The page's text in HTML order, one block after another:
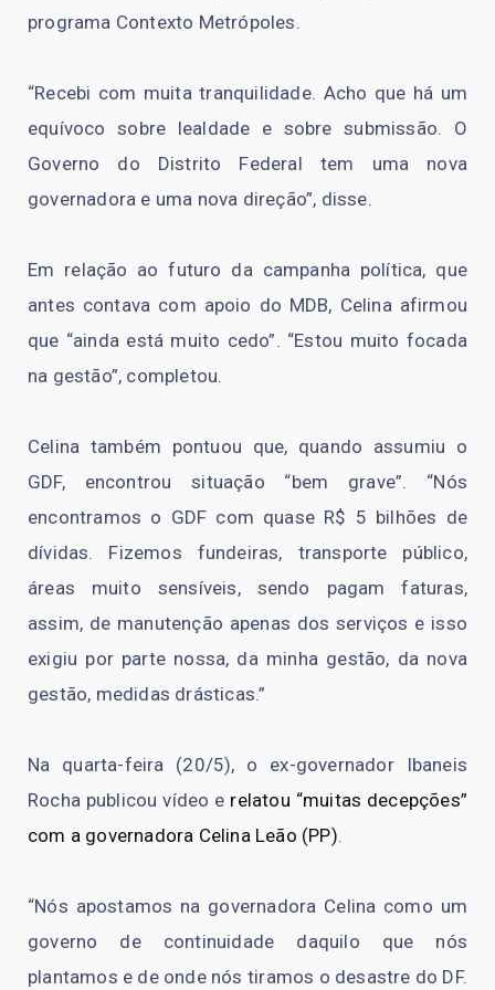
programa Contexto Metrópoles.
“Recebi com muita tranquilidade. Acho que há um
equívoco sobre lealdade e sobre submissão. O
Governo do Distrito Federal tem uma nova
governadora e uma nova direção”, disse.
Em relação ao futuro da campanha política, que
antes contava com apoio do MDB, Celina afirmou
que “ainda está muito cedo”. “Estou muito focada
na gestão”, completou.
Celina também pontuou que, quando assumiu o
GDF, encontrou situação “bem grave”. “Nós
encontramos o GDF com quase R$ 5 bilhões de
dívidas. Fizemos fundeiras, transporte público,
áreas muito sensíveis, sendo pagam faturas,
assim, de manutenção apenas dos serviços e isso
exigiu por parte nossa, da minha gestão, da nova
gestão, medidas drásticas.”
Na quarta-feira (20/5), o ex-governador Ibaneis
Rocha publicou vídeo e relatou “muitas decepções”
com a governadora Celina Leão (PP).
“Nós apostamos na governadora Celina como um
governo de continuidade daquilo que nós
plantamos e de onde nós tiramos o desastre do DF.